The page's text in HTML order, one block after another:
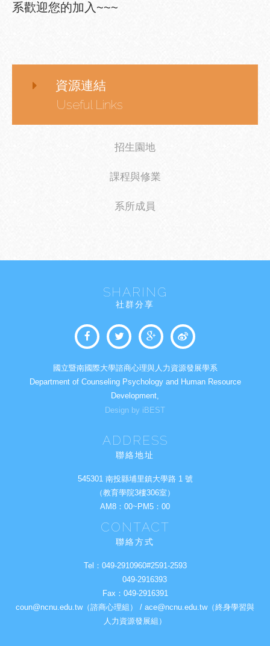
系歡迎您的加入~~~
資源連結
Useful Links
招生園地
課程與修業
系所成員
SHARING
社群分享
國立暨南國際大學諮商心理與人力資源發展學系
Department of Counseling Psychology and Human Resource
Development,
Design by iBEST
ADDRESS
聯絡地址
545301 南投縣埔里鎮大學路 1 號
（教育學院3樓306室）
AM8：00~PM5：00
CONTACT
聯絡方式
Tel： 049-2910960#2591-2593
049-2916393
Fax： 049-2916391
coun@ncnu.edu.tw（諮商心理組） / ace@ncnu.edu.tw（終身學習與
人力資源發展組）